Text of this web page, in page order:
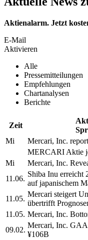
Aktienalarm. Jetzt
E-Mail
Aktivieren
Alle
Pressemitteilungen
Empfehlungen
Chartanalysen
Berichte
Zeit
Mi
Mercari, Inc.
MERCARI Aktie
Mi
Mercari, Inc.
11.06.
Shiba Inu erreicht
auf japanischem
11.05.
Mercari steigert
übertrifft
11.05. Mercari, Inc.
09.02.
Mercari, Inc.
¥106B